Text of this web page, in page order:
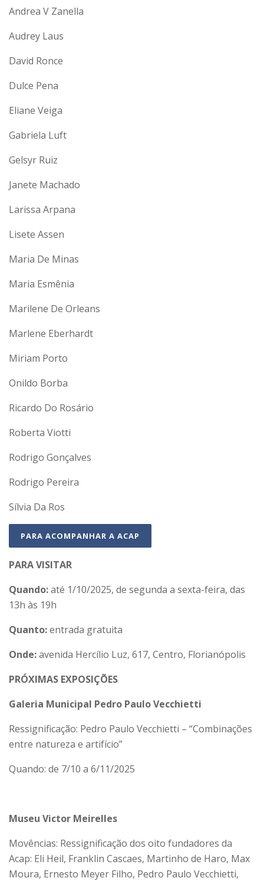
Andrea V Zanella
Audrey Laus
David Ronce
Dulce Pena
Eliane Veiga
Gabriela Luft
Gelsyr Ruiz
Janete Machado
Larissa Arpana
Lisete Assen
Maria De Minas
Maria Esmênia
Marilene De Orleans
Marlene Eberhardt
Miriam Porto
Onildo Borba
Ricardo Do Rosário
Roberta Viotti
Rodrigo Gonçalves
Rodrigo Pereira
Sílvia Da Ros
PARA ACOMPANHAR A ACAP
PARA VISITAR
Quando:até 1/10/2025, de segunda a sexta-feira, das
13h às 19h
Quanto:entrada gratuita
Onde:avenida Hercílio Luz, 617, Centro, Florianópolis
PRÓXIMAS EXPOSIÇÕES
Galeria Municipal Pedro Paulo Vecchietti
Ressignificação: Pedro Paulo Vecchietti – “Combinações
entre natureza e artifício”
Quando: de 7/10 a 6/11/2025
Museu Victor Meirelles
Movências: Ressignificação dos oito fundadores da
Acap: Eli Heil, Franklin Cascaes, Martinho de Haro, Max
Moura, Ernesto Meyer Filho, Pedro Paulo Vecchietti,